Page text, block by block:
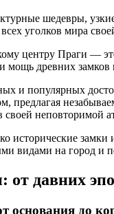
шедевры,
всех уголков мира
центру Праги —
мощь древних
и популярных
предлагая
своей неповторимой
исторические
видами на город и
от давних
основания до